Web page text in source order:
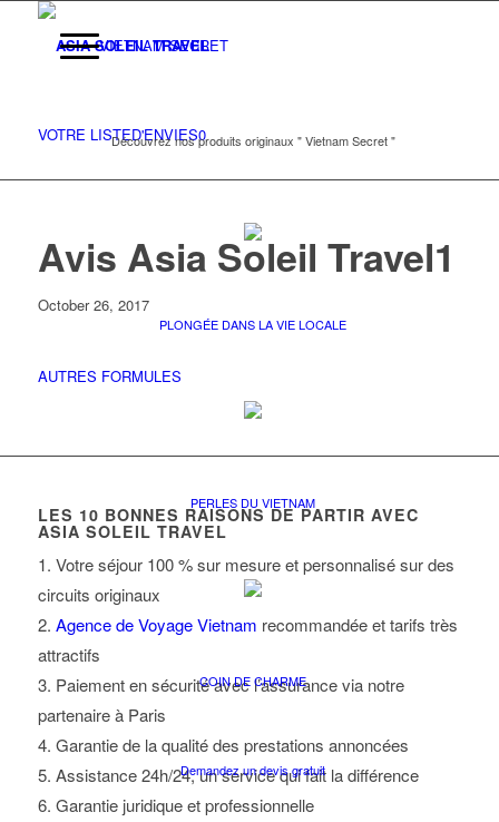
VIETNAM SECRET
Découvrez nos produits originaux " Vietnam Secret "
PLONGÉE DANS LA VIE LOCALE
PERLES DU VIETNAM
COIN DE CHARME
Demandez un devis gratuit
VOTRE LISTED'ENVIES0
Avis Asia Soleil Travel1
October 26, 2017
AUTRES FORMULES
LES 10 BONNES RAISONS DE PARTIR AVEC
ASIA SOLEIL TRAVEL
1. Votre séjour 100 % sur mesure et personnalisé sur des
circuits originaux
2. Agence de Voyage Vietnam recommandée et tarifs très
attractifs
3. Paiement en sécurité avec l’assurance via notre
partenaire à Paris
4. Garantie de la qualité des prestations annoncées
5. Assistance 24h/24, un service qui fait la différence
6. Garantie juridique et professionnelle